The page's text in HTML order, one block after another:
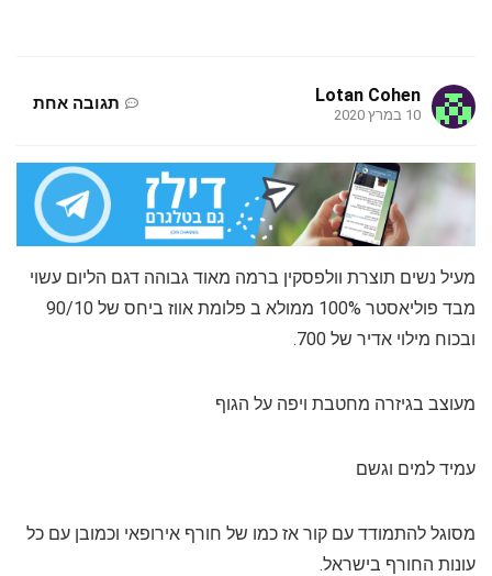
Lotan Cohen
10 במרץ 2020
תגובה אחת
מעיל נשים תוצרת וולפסקין ברמה מאוד גבוהה דגם הליום עשוי
מבד פוליאסטר 100% ממולא ב פלומת אווז ביחס של 90/10
ובכוח מילוי אדיר של 700.
מעוצב בגיזרה מחטבת ויפה על הגוף
עמיד למים וגשם
מסוגל להתמודד עם קור אז כמו של חורף אירופאי וכמובן עם כל
עונות החורף בישראל.